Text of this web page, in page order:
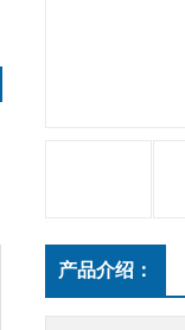
产品介绍：